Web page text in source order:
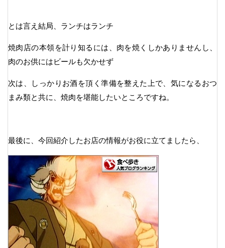
とは言え結局、ランチはランチ
焼肉店の本領を計り知るには、肉を焼くしかありませんし、
肉のお供にはビールも欠かせず
次は、しっかりお酒を頂く準備を整えた上で、気になるおつ
まみ類と共に、焼肉を堪能したいところですね。
最後に、今回紹介したお店の情報がお役に立てましたら、